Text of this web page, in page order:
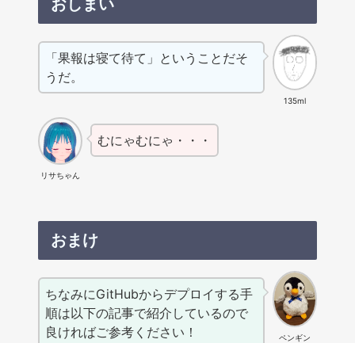
おしまい
135ml
「果報は寝て待て」ということだそ
うだ。
リサちゃん
むにゃむにゃ・・・
おまけ
ペンギン
ちなみにGitHubからデプロイする手
順は以下の記事で紹介しているので
良ければご参考ください！